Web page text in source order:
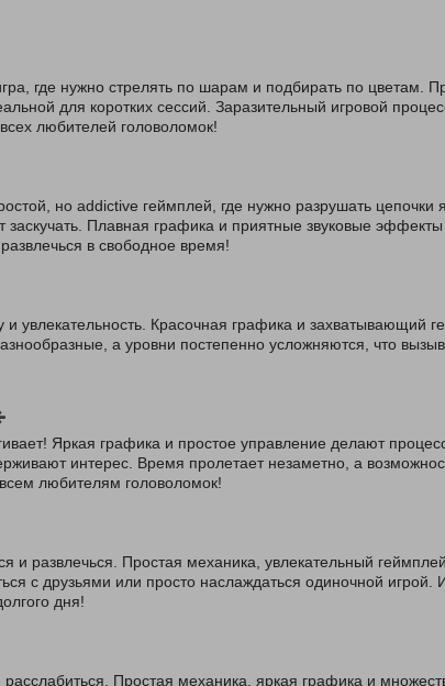
где нужно стрелять по шарам и подбирать по цветам.
для коротких сессий. Заразительный игровой
любителей головоломок!
но addictive геймплей, где нужно разрушать цепочки
заскучать. Плавная графика и приятные звуковые
в свободное время!
и увлекательность. Красочная графика и захватывающий
а уровни постепенно усложняются, что
Яркая графика и простое управление делают
интерес. Время пролетает незаметно, а
любителям головоломок!
и развлечься. Простая механика, увлекательный
с друзьями или просто наслаждаться одиночной игрой.
дня!
Простая механика, яркая графика и